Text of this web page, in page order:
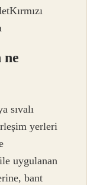
ne
sıvalı
yerleri
uygulanan
bant